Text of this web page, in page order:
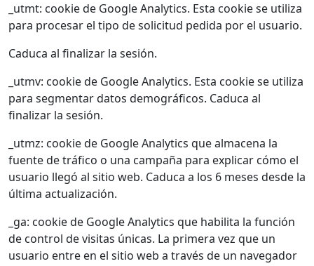
_utmt: cookie de Google Analytics. Esta cookie se utiliza
para procesar el tipo de solicitud pedida por el usuario.
Caduca al finalizar la sesión.
_utmv: cookie de Google Analytics. Esta cookie se utiliza
para segmentar datos demográficos. Caduca al
finalizar la sesión.
_utmz: cookie de Google Analytics que almacena la
fuente de tráfico o una campaña para explicar cómo el
usuario llegó al sitio web. Caduca a los 6 meses desde la
última actualización.
_ga: cookie de Google Analytics que habilita la función
de control de visitas únicas. La primera vez que un
usuario entre en el sitio web a través de un navegador